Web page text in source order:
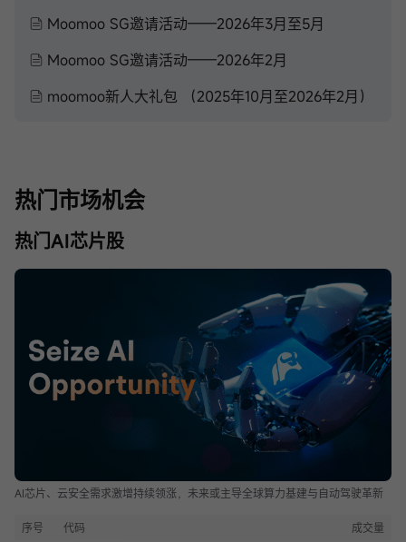
Moomoo SG邀请活动——2026年3月至5月
Moomoo SG邀请活动——2026年2月
moomoo新人大礼包 （2025年10月至2026年2月）
热门市场机会
热门AI芯片股
AI芯片、云安全需求激增持续领涨，未来或主导全球算力基建与自动驾驶革新
序号 代码 成交量